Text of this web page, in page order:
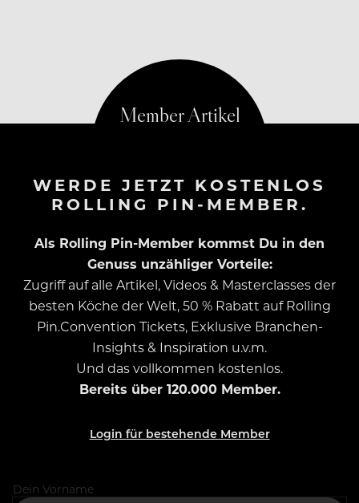
WERDE JETZT KOSTENLOS
ROLLING PIN-MEMBER.
Als Rolling Pin-Member kommst Du in den
Genuss unzähliger Vorteile:
Zugriff auf alle Artikel, Videos & Masterclasses der
besten Köche der Welt, 50 % Rabatt auf Rolling
Pin.Convention Tickets, Exklusive Branchen-
Insights & Inspiration u.v.m.
Und das vollkommen kostenlos.
Bereits über 120.000 Member.
Login für bestehende Member
Dein Vorname